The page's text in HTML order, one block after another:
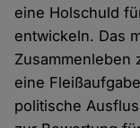
eine Holschuld
entwickeln. Das
Zusammenleben
eine
politische